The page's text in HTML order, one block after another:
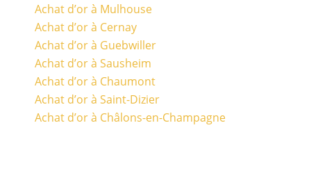
Achat d’or à Mulhouse
Achat d’or à Cernay
Achat d’or à Guebwiller
Achat d’or à Sausheim
Achat d’or à Chaumont
Achat d’or à Saint-Dizier
Achat d’or à Châlons-en-Champagne